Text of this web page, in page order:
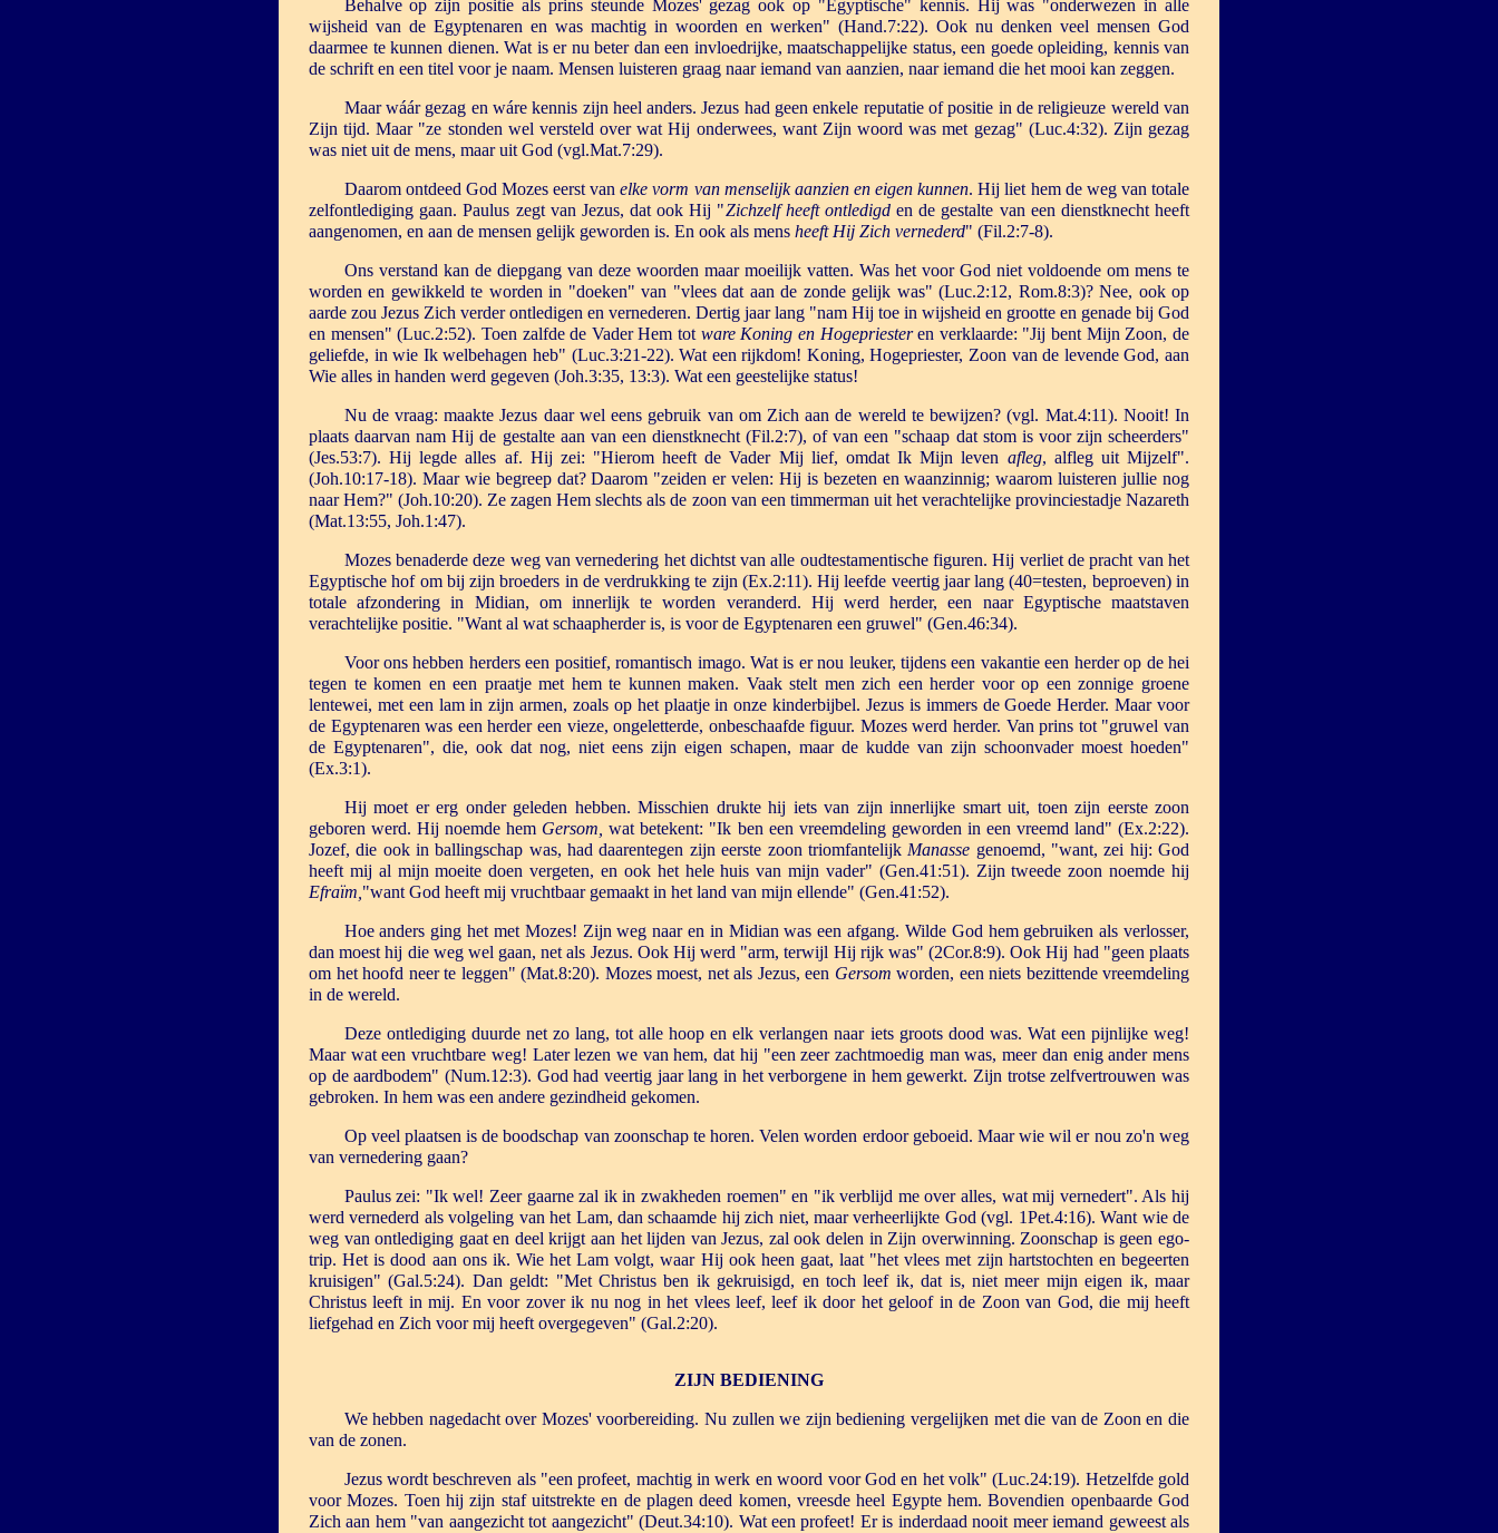
Behalve op zijn positie als prins steunde Mozes' gezag ook op "Egyptische" kennis. Hij was "onderwezen in alle
wijsheid van de Egyptenaren en was machtig in woorden en werken" (Hand.7:22). Ook nu denken veel mensen God
daarmee te kunnen dienen. Wat is er nu beter dan een invloedrijke, maatschappelijke status, een goede opleiding, kennis van
de schrift en een titel voor je naam. Mensen luisteren graag naar iemand van aanzien, naar iemand die het mooi kan zeggen.
Maar wáár gezag en wáre kennis zijn heel anders. Jezus had geen enkele reputatie of positie in de religieuze wereld van
Zijn tijd. Maar "ze stonden wel versteld over wat Hij onderwees, want Zijn woord was met gezag" (Luc.4:32). Zijn gezag
was niet uit de mens, maar uit God (vgl.Mat.7:29).
Daarom ontdeed God Mozes eerst vanelke vorm van menselijk aanzien en eigen kunnen. Hij liet hem de weg van totale
zelfontlediging gaan. Paulus zegt van Jezus, dat ook Hij "Zichzelf heeft ontledigden de gestalte van een dienstknecht heeft
aangenomen, en aan de mensen gelijk geworden is. En ook als mens heeft Hij Zich vernederd" (Fil.2:7-8).
Ons verstand kan de diepgang van deze woorden maar moeilijk vatten. Was het voor God niet voldoende om mens te
worden en gewikkeld te worden in "doeken" van "vlees dat aan de zonde gelijk was" (Luc.2:12, Rom.8:3)? Nee, ook op
aarde zou Jezus Zich verder ontledigen en vernederen. Dertig jaar lang "nam Hij toe in wijsheid en grootte en genade bij God
en mensen" (Luc.2:52). Toen zalfde de Vader Hem tot ware Koning en Hogepriesteren verklaarde: "Jij bent Mijn Zoon, de
geliefde, in wie Ik welbehagen heb" (Luc.3:21-22). Wat een rijkdom! Koning, Hogepriester, Zoon van de levende God, aan
Wie alles in handen werd gegeven (Joh.3:35, 13:3). Wat een geestelijke status!
Nu de vraag: maakte Jezus daar wel eens gebruik van om Zich aan de wereld te bewijzen? (vgl. Mat.4:11). Nooit! In
plaats daarvan nam Hij de gestalte aan van een dienstknecht (Fil.2:7), of van een "schaap dat stom is voor zijn scheerders"
(Jes.53:7). Hij legde alles af. Hij zei: "Hierom heeft de Vader Mij lief, omdat Ik Mijn leven afleg, alfleg uit Mijzelf".
(Joh.10:17-18). Maar wie begreep dat? Daarom "zeiden er velen: Hij is bezeten en waanzinnig; waarom luisteren jullie nog
naar Hem?" (Joh.10:20). Ze zagen Hem slechts als de zoon van een timmerman uit het verachtelijke provinciestadje Nazareth
(Mat.13:55, Joh.1:47).
Mozes benaderde deze weg van vernedering het dichtst van alle oudtestamentische figuren. Hij verliet de pracht van het
Egyptische hof om bij zijn broeders in de verdrukking te zijn (Ex.2:11). Hij leefde veertig jaar lang (40=testen, beproeven) in
totale afzondering in Midian, om innerlijk te worden veranderd. Hij werd herder, een naar Egyptische maatstaven
verachtelijke positie. "Want al wat schaapherder is, is voor de Egyptenaren een gruwel" (Gen.46:34).
Voor ons hebben herders een positief, romantisch imago. Wat is er nou leuker, tijdens een vakantie een herder op de hei
tegen te komen en een praatje met hem te kunnen maken. Vaak stelt men zich een herder voor op een zonnige groene
lentewei, met een lam in zijn armen, zoals op het plaatje in onze kinderbijbel. Jezus is immers de Goede Herder. Maar voor
de Egyptenaren was een herder een vieze, ongeletterde, onbeschaafde figuur. Mozes werd herder. Van prins tot "gruwel van
de Egyptenaren", die, ook dat nog, niet eens zijn eigen schapen, maar de kudde van zijn schoonvader moest hoeden"
(Ex.3:1).
Hij moet er erg onder geleden hebben. Misschien drukte hij iets van zijn innerlijke smart uit, toen zijn eerste zoon
geboren werd. Hij noemde hem Gersom,wat betekent: "Ik ben een vreemdeling geworden in een vreemd land" (Ex.2:22).
Jozef, die ook in ballingschap was, had daarentegen zijn eerste zoon triomfantelijk Manasse genoemd, "want, zei hij: God
heeft mij al mijn moeite doen vergeten, en ook het hele huis van mijn vader" (Gen.41:51). Zijn tweede zoon noemde hij
Efraïm, "want God heeft mij vruchtbaar gemaakt in het land van mijn ellende" (Gen.41:52).
Hoe anders ging het met Mozes! Zijn weg naar en in Midian was een afgang. Wilde God hem gebruiken als verlosser,
dan moest hij die weg wel gaan, net als Jezus. Ook Hij werd "arm, terwijl Hij rijk was" (2Cor.8:9). Ook Hij had "geen plaats
om het hoofd neer te leggen" (Mat.8:20). Mozes moest, net als Jezus, een Gersom worden, een niets bezittende vreemdeling
in de wereld.
Deze ontlediging duurde net zo lang, tot alle hoop en elk verlangen naar iets groots dood was. Wat een pijnlijke weg!
Maar wat een vruchtbare weg! Later lezen we van hem, dat hij "een zeer zachtmoedig man was, meer dan enig ander mens
op de aardbodem" (Num.12:3). God had veertig jaar lang in het verborgene in hem gewerkt. Zijn trotse zelfvertrouwen was
gebroken. In hem was een andere gezindheid gekomen.
Op veel plaatsen is de boodschap van zoonschap te horen. Velen worden erdoor geboeid. Maar wie wil er nou zo'n weg
van vernedering gaan?
Paulus zei: "Ik wel! Zeer gaarne zal ik in zwakheden roemen" en "ik verblijd me over alles, wat mij vernedert". Als hij
werd vernederd als volgeling van het Lam, dan schaamde hij zich niet, maar verheerlijkte God (vgl. 1Pet.4:16). Want wie de
weg van ontlediging gaat en deel krijgt aan het lijden van Jezus, zal ook delen in Zijn overwinning. Zoonschap is geen ego-
trip. Het is dood aan ons ik. Wie het Lam volgt, waar Hij ook heen gaat, laat "het vlees met zijn hartstochten en begeerten
kruisigen" (Gal.5:24). Dan geldt: "Met Christus ben ik gekruisigd, en toch leef ik, dat is, niet meer mijn eigen ik, maar
Christus leeft in mij. En voor zover ik nu nog in het vlees leef, leef ik door het geloof in de Zoon van God, die mij heeft
liefgehad en Zich voor mij heeft overgegeven" (Gal.2:20).
ZIJN BEDIENING
We hebben nagedacht over Mozes' voorbereiding. Nu zullen we zijn bediening vergelijken met die van de Zoon en die
van de zonen.
Jezus wordt beschreven als "een profeet, machtig in werk en woord voor God en het volk" (Luc.24:19). Hetzelfde gold
voor Mozes. Toen hij zijn staf uitstrekte en de plagen deed komen, vreesde heel Egypte hem. Bovendien openbaarde God
Zich aan hem "van aangezicht tot aangezicht" (Deut.34:10). Wat een profeet! Er is inderdaad nooit meer iemand geweest als